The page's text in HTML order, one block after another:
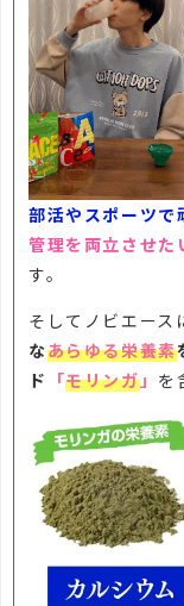
部活やスポーツで
管理を両立させた
す。
そしてノビエース
なあらゆる栄養素
ド 「モリンガ」 を